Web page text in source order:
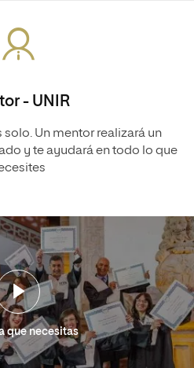
- UNIR
solo. Un mentor realizará un
y te ayudará en todo lo que
que necesitas